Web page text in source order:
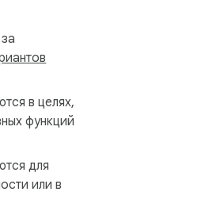
в целях,
функций
для
или в